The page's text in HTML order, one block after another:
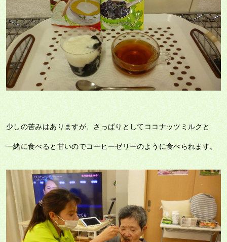
少しの苦みはありますが、さっぱりとしてココナッツミルクと
一緒に食べると甘いのでコーヒーゼリーのように食べられます。